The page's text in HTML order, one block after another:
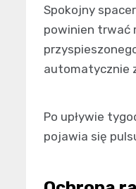
Spokojny
powinien trwać
automatycznie
Po upływie
pojawia się